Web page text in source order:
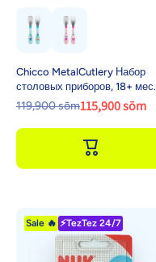
Chicco MetalCutlery Набор
столовых приборов, 18+ мес.
119,900 sōm115,900 sōm
Sale 🔥 ⚡TezTez 24/7